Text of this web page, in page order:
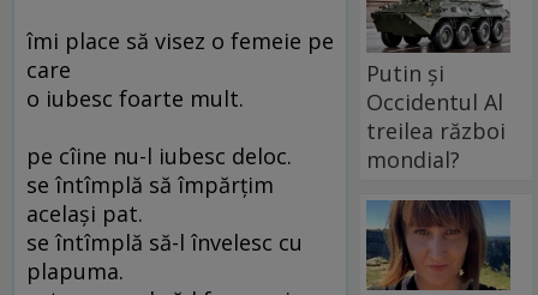
îmi place să visez o femeie pe
care
o iubesc foarte mult.
pe cîine nu-l iubesc deloc.
se întîmplă să împărţim
acelaşi pat.
se întîmplă să-l învelesc cu
plapuma.
Putin și
Occidentul Al
treilea război
mondial?